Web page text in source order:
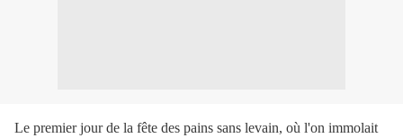
Le premier jour de la fête des pains sans levain, où l'on immolait